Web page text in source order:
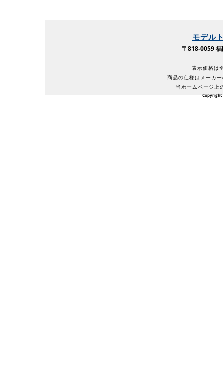
モデル
〒818-0059
表示価格は
商品の仕様はメーカ
当ホームページ上
Copyright